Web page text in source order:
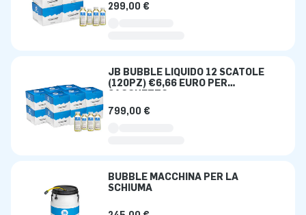
299,00 €
JB BUBBLE LIQUIDO 12 SCATOLE
(120PZ) €6,66 EURO PER
SACCHETTO
799,00 €
BUBBLE MACCHINA PER LA
SCHIUMA